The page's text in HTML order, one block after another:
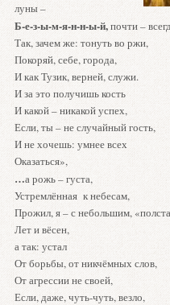
луны –
Б-е-з-ы-м-я-н-н-ы-й,почти –
Так, зачем же: тонуть во ржи,
Покоряй, себе, города,
И как Тузик, верней, служи.
И за это получишь кость
И какой – никакой успех,
Если, ты – не случайный гость,
И не хочешь: умнее всех
Оказаться»,
…а рожь – густа,
Устремлённая к небесам,
Прожил, я – с небольшим,
Лет и вёсен,
а так: устал
От борьбы, от никчёмных слов,
От агрессии не своей,
Если, даже, чуть-чуть, везло,